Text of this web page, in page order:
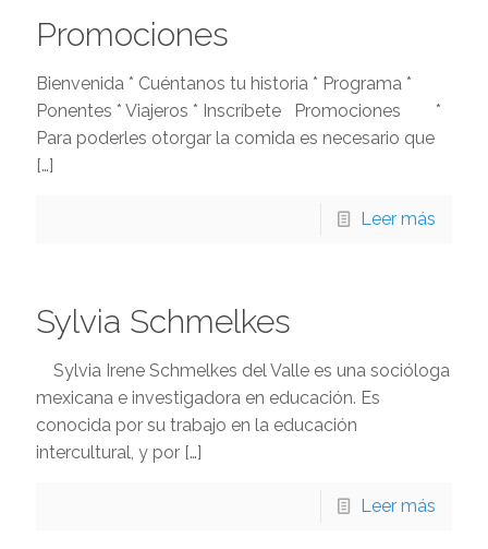
Promociones
Bienvenida * Cuéntanos tu historia * Programa *
Ponentes * Viajeros * Inscríbete Promociones *
Para poderles otorgar la comida es necesario que
[…]
Leer más
Sylvia Schmelkes
Sylvia Irene Schmelkes del Valle es una socióloga
mexicana e investigadora en educación. Es
conocida por su trabajo en la educación
intercultural, y por […]
Leer más